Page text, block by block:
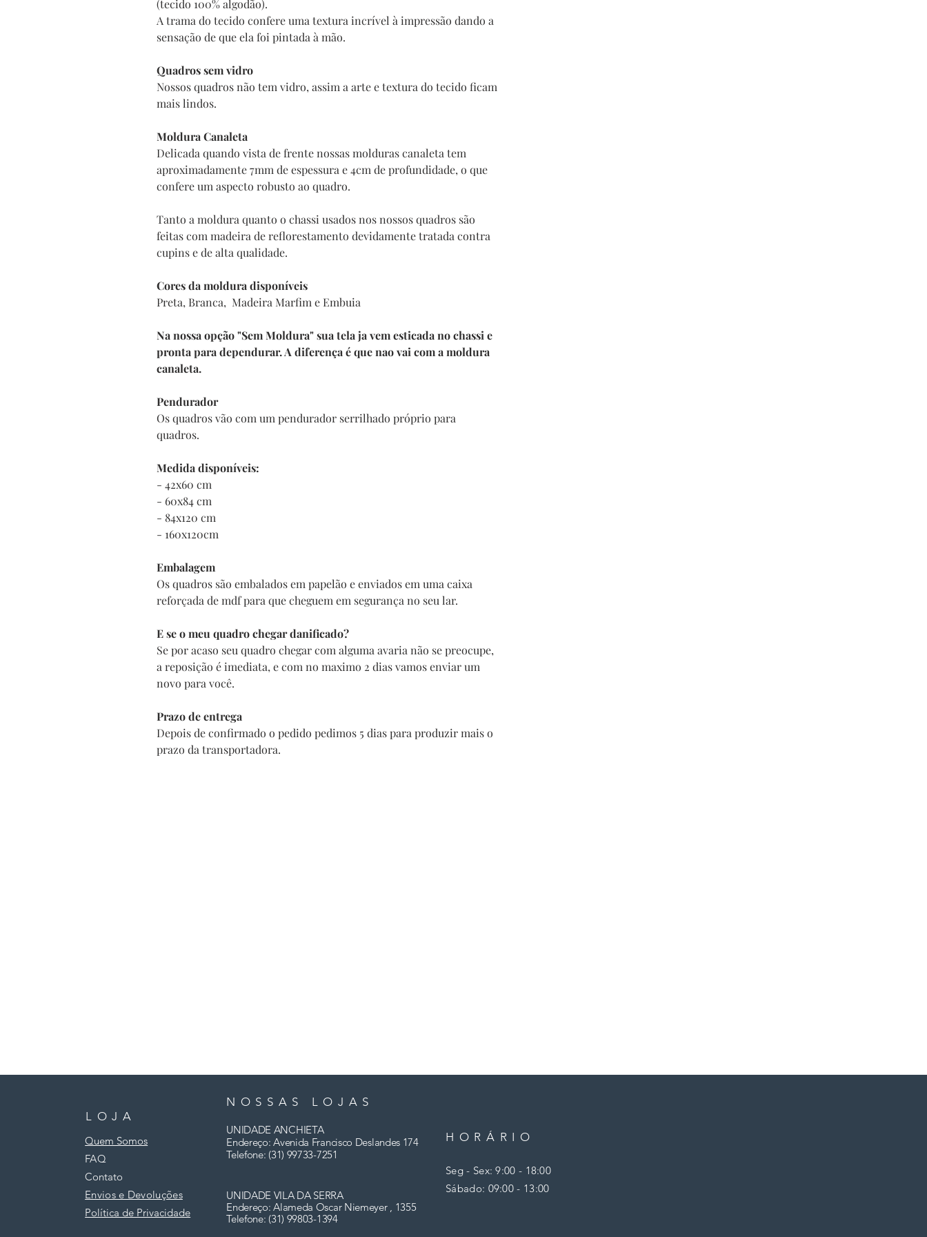
(tecido 100% algodão).
A trama do tecido confere uma textura incrível à impressão dando a
sensação de que ela foi pintada à mão.
Quadros sem vidro
Nossos quadros não tem vidro, assim a arte e textura do tecido ficam
mais lindos.
Moldura Canaleta
Delicada quando vista de frente nossas molduras canaleta tem
aproximadamente 7mm de espessura e 4cm de profundidade, o que
confere um aspecto robusto ao quadro.
Tanto a moldura quanto o chassi usados nos nossos quadros são
feitas com madeira de reflorestamento devidamente tratada contra
cupins e de alta qualidade.
Cores da moldura disponíveis
Preta, Branca, Madeira Marfim e Embuia
Na nossa opção "Sem Moldura" sua tela ja vem esticada no chassi e
pronta para dependurar. A diferença é que nao vai com a moldura
canaleta.
Pendurador
Os quadros vão com um pendurador serrilhado próprio para
quadros.
Medida disponíveis:
- 42x60 cm
- 60x84 cm
- 84x120 cm
- 160x120cm
Embalagem
Os quadros são embalados em papelão e enviados em uma caixa
reforçada de mdf para que cheguem em segurança no seu lar.
E se o meu quadro chegar danificado?
Se por acaso seu quadro chegar com alguma avaria não se preocupe,
a reposição é imediata, e com no maximo 2 dias vamos enviar um
novo para você.
Prazo de entrega
Depois de confirmado o pedido pedimos 5 dias para produzir mais o
prazo da transportadora.
LOJA
NOSSAS LOJAS
Quem Somos
FAQ
Contato
Envios e Devoluções
Política de Privacidade
UNIDADE ANCHIETA
Endereço: Avenida Francisco Deslandes 174
Telefone: (31) 99733-7251
Seg - Sex: 9:00 - 18:00
​​Sábado: 09:00 - 13:00
HORÁRIO
UNIDADE VILA DA SERRA
Endereço: Alameda Oscar Niemeyer , 1355
Telefone: (31) 99803-1394